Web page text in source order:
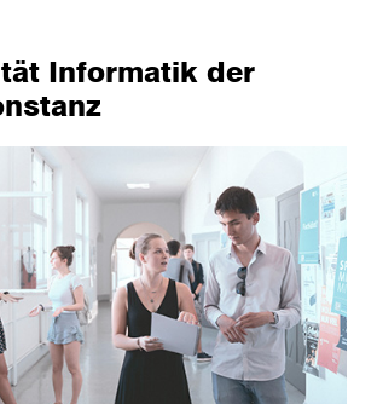
Informatik der